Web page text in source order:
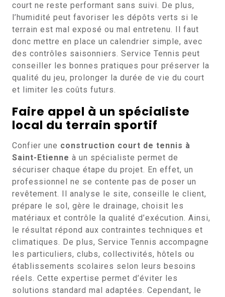
court ne reste performant sans suivi. De plus,
l’humidité peut favoriser les dépôts verts si le
terrain est mal exposé ou mal entretenu. Il faut
donc mettre en place un calendrier simple, avec
des contrôles saisonniers. Service Tennis peut
conseiller les bonnes pratiques pour préserver la
qualité du jeu, prolonger la durée de vie du court
et limiter les coûts futurs.
Faire appel à un spécialiste
local du terrain sportif
Confier une construction court de tennis à
Saint-Etienne à un spécialiste permet de
sécuriser chaque étape du projet. En effet, un
professionnel ne se contente pas de poser un
revêtement. Il analyse le site, conseille le client,
prépare le sol, gère le drainage, choisit les
matériaux et contrôle la qualité d’exécution. Ainsi,
le résultat répond aux contraintes techniques et
climatiques. De plus, Service Tennis accompagne
les particuliers, clubs, collectivités, hôtels ou
établissements scolaires selon leurs besoins
réels. Cette expertise permet d’éviter les
solutions standard mal adaptées. Cependant, le